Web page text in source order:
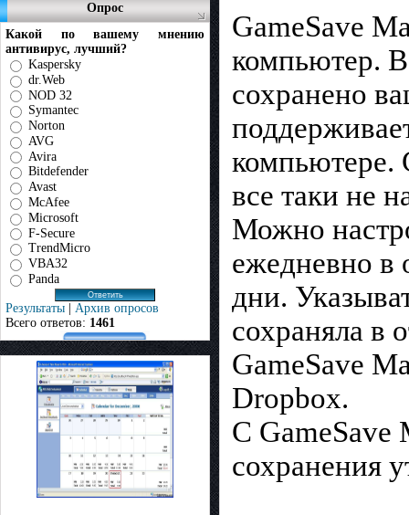
Опрос
Какой по вашему мнению
антивирус, лучший?
Kaspersky
dr.Web
NOD 32
Symantec
Norton
AVG
Avira
Bitdefender
Avast
McAfee
Microsoft
F-Secure
TrendMicro
VBA32
Panda
Результаты | Архив опросов
Всего ответов: 1461
GameSave
компьютер.
сохранено
компьютере.
все таки не
Можно
ежедневно в
дни.
сохраняла в
GameSave
Dropbox.
С GameSave
сохранения